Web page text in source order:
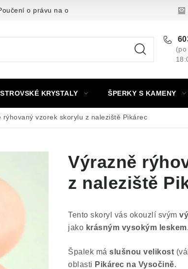
o právu na odstoupení od smlouvy
KRYSTALY ŠPERKY S KAMENY
rýhovaný vzorek skorylu z naleziště Pikárec
Výrazně
z naleziště
Tento skoryl vás okouzlí svým
jako krásným vysokým leskem.
Špalek má slušnou velikost
oblasti Pikárec na Vysočině.